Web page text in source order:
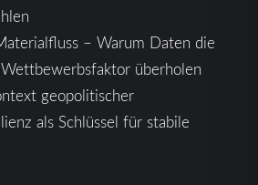
– Warum Daten die
überholen
geopolitischer
als Schlüssel für stabile